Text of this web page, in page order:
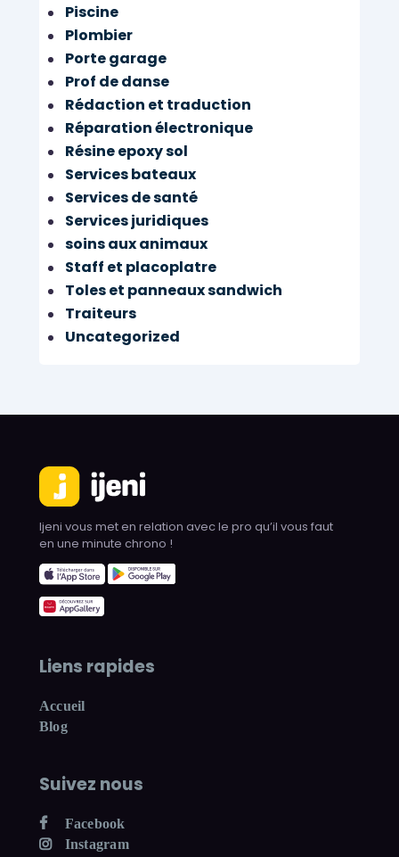
Piscine
Plombier
Porte garage
Prof de danse
Rédaction et traduction
Réparation électronique
Résine epoxy sol
Services bateaux
Services de santé
Services juridiques
soins aux animaux
Staff et placoplatre
Toles et panneaux sandwich
Traiteurs
Uncategorized
Ijeni vous met en relation avec le pro qu’il vous faut
en une minute chrono !
Liens rapides
Accueil
Blog
Suivez nous
Facebook
Instagram